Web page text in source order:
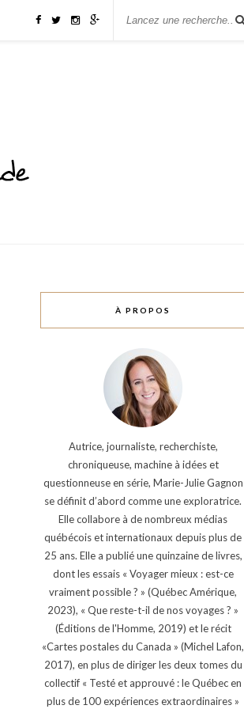
À PROPOS
Autrice, journaliste, recherchiste,
chroniqueuse, machine à idées et
questionneuse en série, Marie-Julie Gagnon
se définit d’abord comme une exploratrice.
Elle collabore à de nombreux médias
québécois et internationaux depuis plus de
25 ans. Elle a publié une quinzaine de livres,
dont les essais « Voyager mieux : est-ce
vraiment possible ? » (Québec Amérique,
2023), « Que reste-t-il de nos voyages ? »
(Éditions de l'Homme, 2019) et le récit
«Cartes postales du Canada » (Michel Lafon,
2017), en plus de diriger les deux tomes du
collectif « Testé et approuvé : le Québec en
plus de 100 expériences extraordinaires »